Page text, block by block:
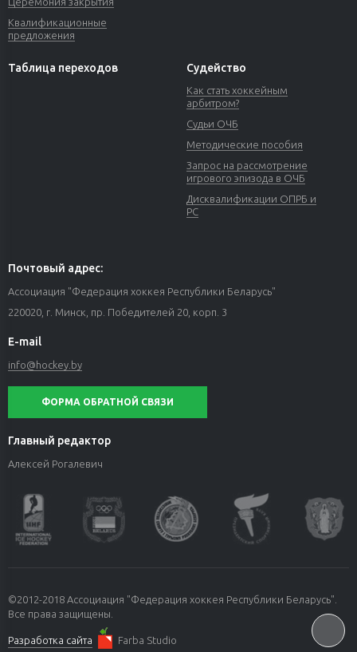
Квалификационные
предложения
Таблица переходов Судейство
Как стать хоккейным
арбитром?
Судьи ОЧБ
Методические пособия
Запрос на рассмотрение
игрового эпизода в ОЧБ
Дисквалификации ОПРБ и
РС
Почтовый адрес:
Ассоциация "Федерация хоккея Республики Беларусь"
220020, г. Минск, пр. Победителей 20, корп. 3
E-mail
info@hockey.by
ФОРМА ОБРАТНОЙ СВЯЗИ
Главный редактор
Алексей Рогалевич
©2012-2018 Ассоциация "Федерация хоккея Республики Беларусь".
Все права защищены.
Разработка сайта Farba Studio